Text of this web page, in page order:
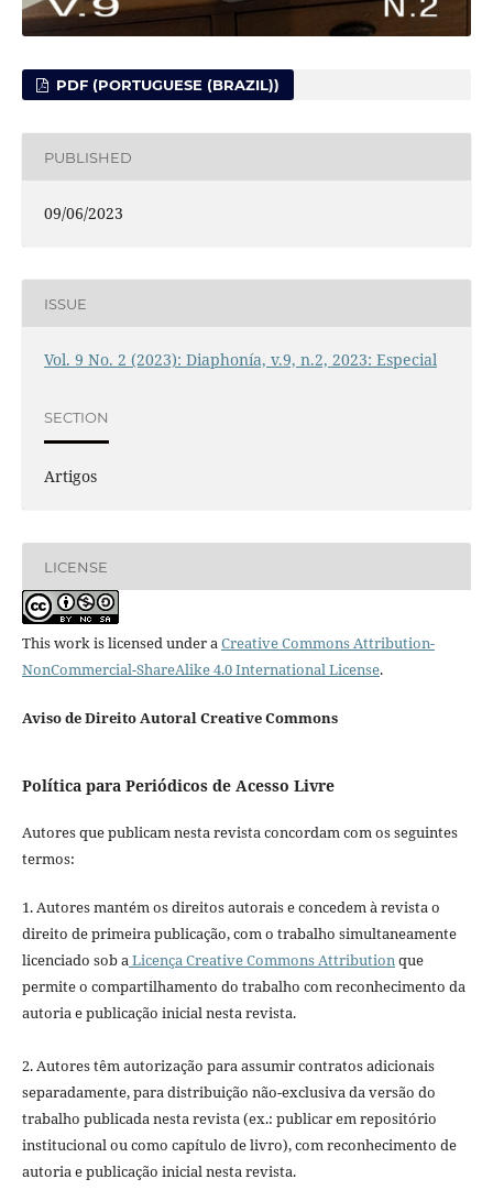
PDF (PORTUGUESE (BRAZIL))
PUBLISHED
09/06/2023
ISSUE
Vol. 9 No. 2 (2023): Diaphonía, v.9, n.2, 2023: Especial
SECTION
Artigos
LICENSE
This work is licensed under aCreative Commons Attribution-
NonCommercial-ShareAlike 4.0 International License.
Aviso de Direito Autoral Creative Commons
Política para Periódicos de Acesso Livre
Autores que publicam nesta revista concordam com os seguintes
termos:
1. Autores mantém os direitos autorais e concedem à revista o
direito de primeira publicação, com o trabalho simultaneamente
licenciado sob aLicença Creative Commons Attributionque
permite o compartilhamento do trabalho com reconhecimento da
autoria e publicação inicial nesta revista.
2. Autores têm autorização para assumir contratos adicionais
separadamente, para distribuição não-exclusiva da versão do
trabalho publicada nesta revista (ex.: publicar em repositório
institucional ou como capítulo de livro), com reconhecimento de
autoria e publicação inicial nesta revista.